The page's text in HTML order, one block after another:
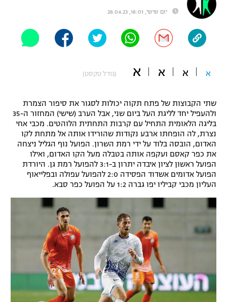
"מחצית בשכונה" – פודקאסט
משתתפים וזוכים בפרסים
תקנון משתתפים וזוכים בפרסים
תקנון עבור פעילות אלקטרה
תקנון עבור פעילות ספורט 1 – "מרלן"
גיימינג E-Sports
תנאי שימוש
מדיניות פרטיות
תקנון פעילות ספורט 1
רשיון להקרנה פומבית לבית עסק
הצטרפות לחבילת הערוצים
לוח דרושים – ג'ובנט
אופניים
ספורט מוטורי
כדורמים
בייסבול MLB
ספורט אתגרי ואקסטרים
אומנויות לחימה
יום שישי, 18:01, 28.04.23
א א א א (גודל טקסט)
שתי הקבוצות של פתח תקוה יכולות לסגור את סיפור הצמרת
ולהעפיל יחד לליגת העל ביום שני, אבל הערב (שישי) המחזור ה-35
בליגה הלאומית התחיל עם קרבות התחתית הלוהטים. מכבי אחי
נצרת, לה הופחתו ארבע נקודות שהורידו אותה אל מתחת לקו
האדום, הובסה בלוד על ידי רמת השרון. הפועל נוף הגליל ניצחה
את כפר קאסם ועקפה אותה בטבלה מעל הקו האדום, ואילו
הפועל ראשון לציון איבדה יתרון ב-3:1 להפועל רמת גן. היורדת
הפועל אדומים אשדוד הפסידה 2:0 להפועל עפולה ובפלייאוף
העליון מכבי קביליו יפו גברה 1:2 על הפועל כפר סבא.